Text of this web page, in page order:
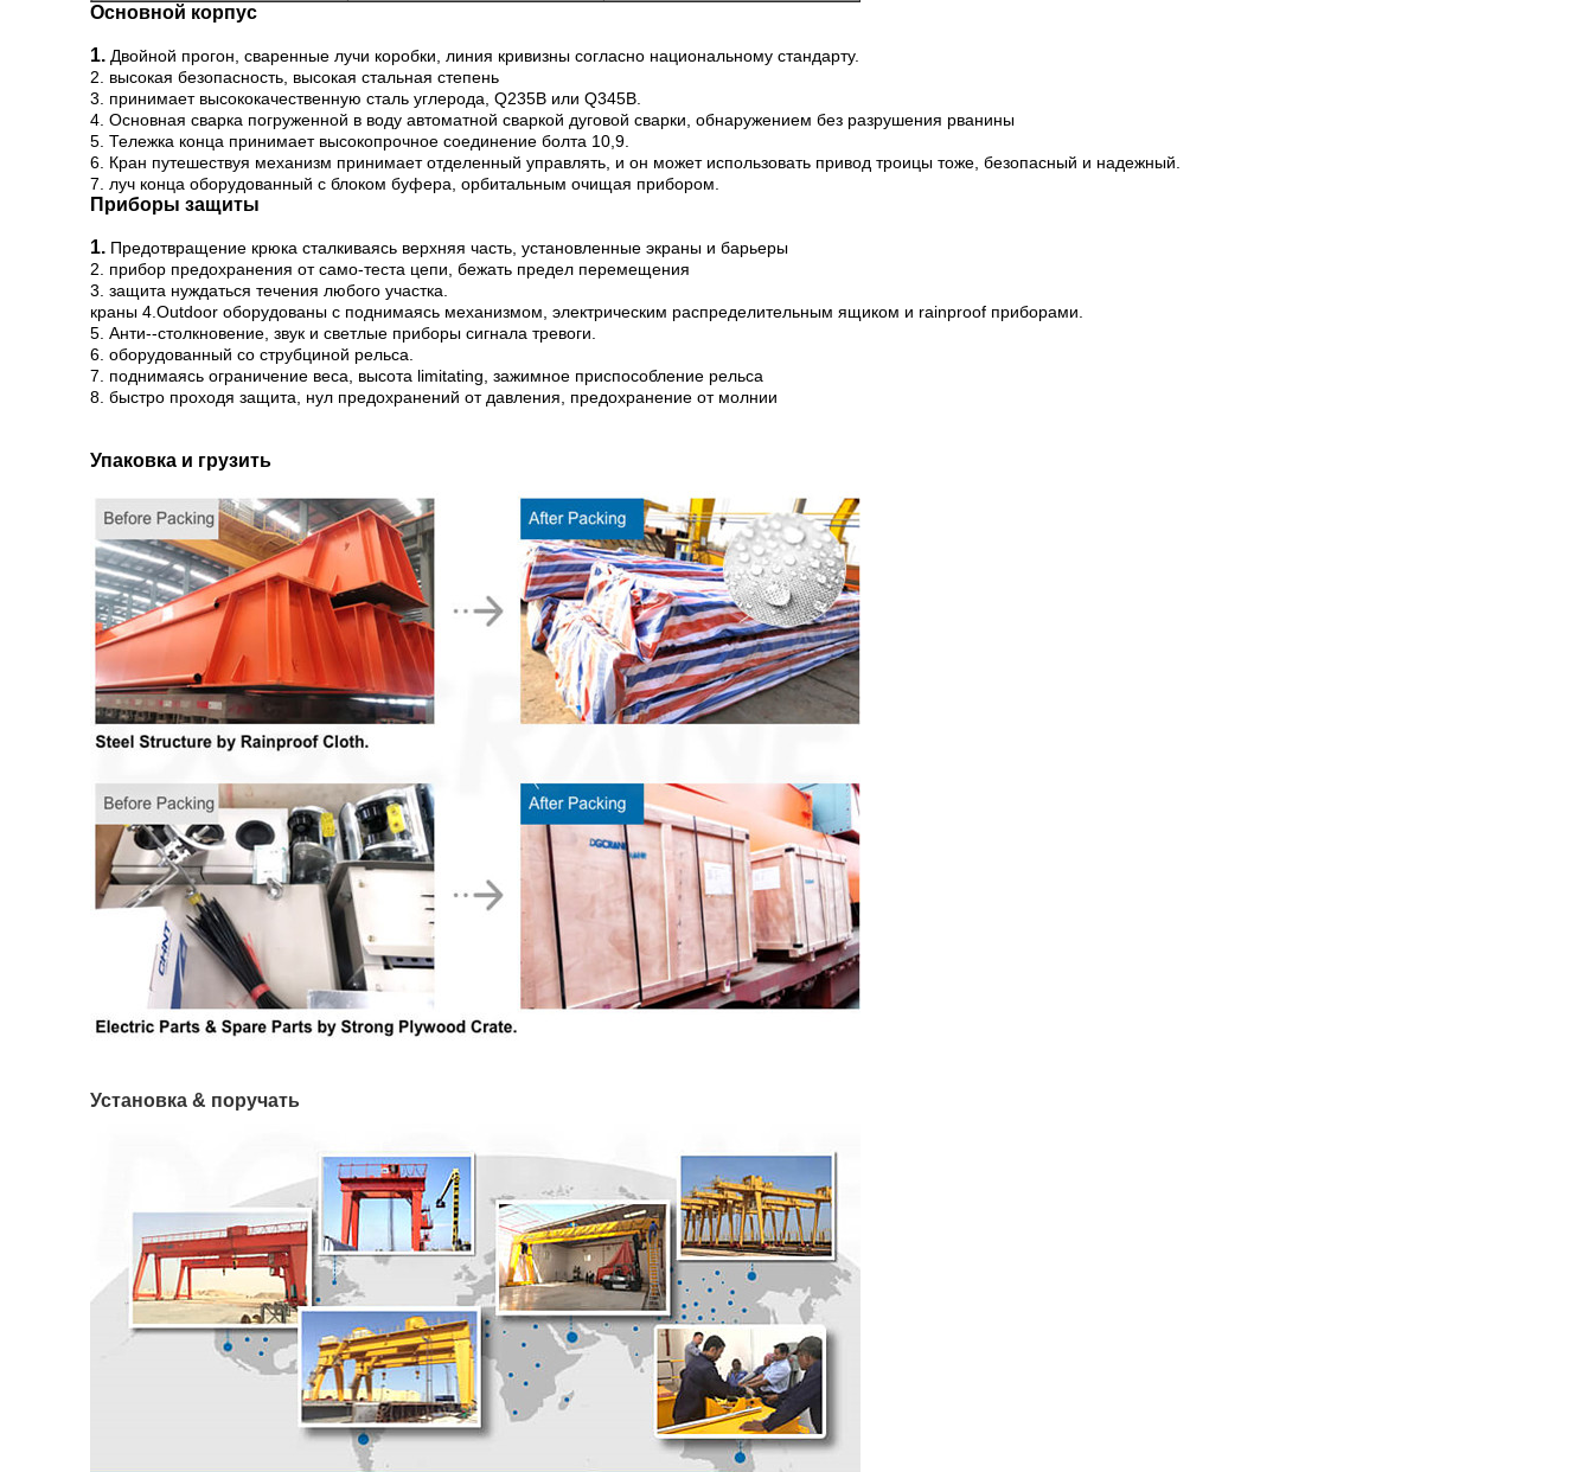
Основной корпус
1. Двойной прогон, сваренные лучи коробки, линия кривизны согласно национальному стандарту.
2. высокая безопасность, высокая стальная степень
3. принимает высококачественную сталь углерода, Q235B или Q345B.
4. Основная сварка погруженной в воду автоматной сваркой дуговой сварки, обнаружением без разрушения рванины
5. Тележка конца принимает высокопрочное соединение болта 10,9.
6. Кран путешествуя механизм принимает отделенный управлять, и он может использовать привод троицы тоже, безопасный и надежный.
7. луч конца оборудованный с блоком буфера, орбитальным очищая прибором.
Приборы защиты
1. Предотвращение крюка сталкиваясь верхняя часть, установленные экраны и барьеры
2. прибор предохранения от само-теста цепи, бежать предел перемещения
3. защита нуждаться течения любого участка.
краны 4.Outdoor оборудованы с поднимаясь механизмом, электрическим распределительным ящиком и rainproof приборами.
5. Анти--столкновение, звук и светлые приборы сигнала тревоги.
6. оборудованный со струбциной рельса.
7. поднимаясь ограничение веса, высота limitating, зажимное приспособление рельса
8. быстро проходя защита, нул предохранений от давления, предохранение от молнии
Упаковка и грузить
Установка & поручать